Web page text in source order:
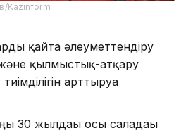
Kazinform
қайта әлеуметтендіру
және қылмыстық-атқару
арттыруға
30 жылдағы осы саладағы